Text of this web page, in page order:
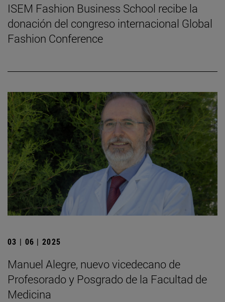
ISEM Fashion Business School recibe la
donación del congreso internacional Global
Fashion Conference
03 | 06 | 2025
Manuel Alegre, nuevo vicedecano de
Profesorado y Posgrado de la Facultad de
Medicina